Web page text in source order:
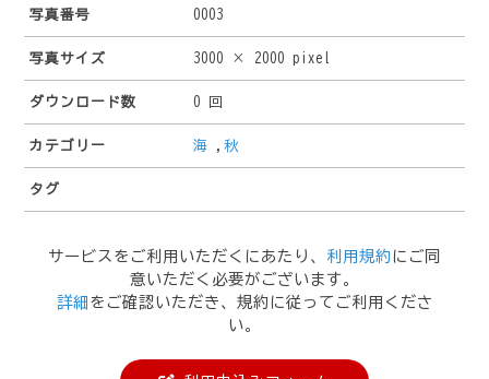
写真番号 0003
写真サイズ 3000 × 2000 pixel
ダウンロード数 0 回
カテゴリー 海 ,秋
タグ
サービスをご利用いただくにあたり、 利用規約 にご同
意いただく必要がございます。
詳細 をご確認いただき、規約に従ってご利用くださ
い。